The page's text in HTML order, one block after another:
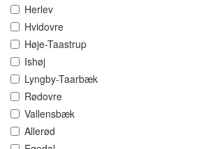
Herlev
Hvidovre
Høje-Taastrup
Ishøj
Lyngby-Taarbæk
Rødovre
Vallensbæk
Allerød